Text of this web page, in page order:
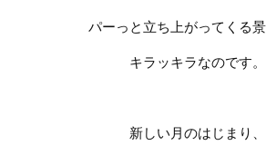
パーっと立ち上がってくる景
キラッキラなのです。
新しい月のはじまり、